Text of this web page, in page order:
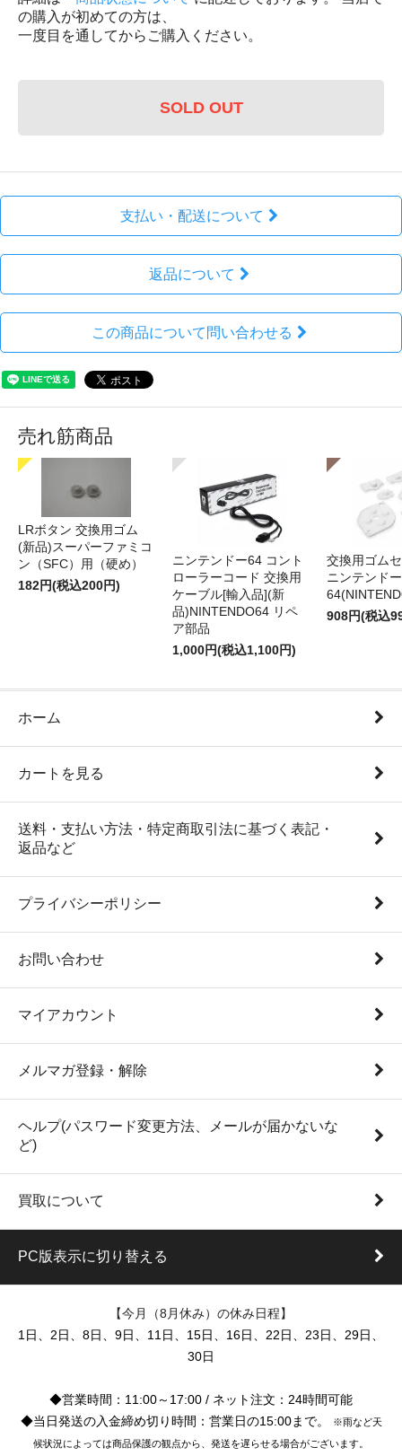
の購入が初めての方は、
一度目を通してからご購入ください。
SOLD OUT
支払い・配送について
返品について
この商品について問い合わせる
売れ筋商品
LRボタン 交換用ゴム
(新品)スーパーファミコ
ン（SFC）用（硬め）
182円(税込200円)
ニンテンドー64 コント
ローラーコード 交換用
ケーブル[輸入品](新
品)NINTENDO64 リペ
ア部品
1,000円(税込1,100円)
交換用ゴム
ニンテンドー
908円(税込
ホーム
カートを見る
送料・支払い方法・特定商取引法に基づく表記・
返品など
プライバシーポリシー
お問い合わせ
マイアカウント
メルマガ登録・解除
ヘルプ(パスワード変更方法、メールが届かないな
ど)
買取について
PC版表示に切り替える
【今月（8月休み）の休み日程】
1日、2日、8日、9日、11日、15日、16日、22日、23日、29日、
30日
◆営業時間：11:00～17:00 / ネット注文：24時間可能
◆当日発送の入金締め切り時間：営業日の15:00まで。
※雨など天
候状況によっては商品保護の観点から、発送を遅らせる場合がございます。